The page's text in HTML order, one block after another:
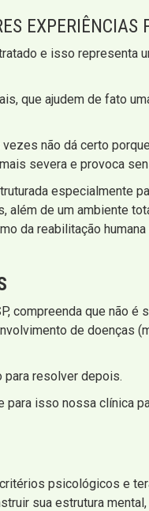
EXPERIÊNCIAS
e isso representa
que ajudem de fato
não dá certo
severa e provoca
especialmente
além de um ambiente
da reabilitação
compreenda que não é
de doenças
para resolver depois.
isso nossa clínica
psicológicos e
sua estrutura